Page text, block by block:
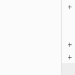
+
+
+